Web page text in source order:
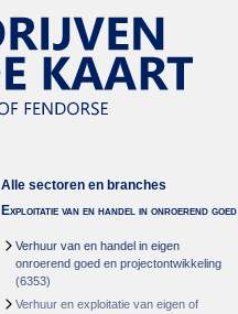
Alle sectoren en branches
Exploitatie van en handel in onroerend goed
Verhuur van en handel in eigen
onroerend goed en projectontwikkeling
(6353)
Verhuur en exploitatie van eigen of